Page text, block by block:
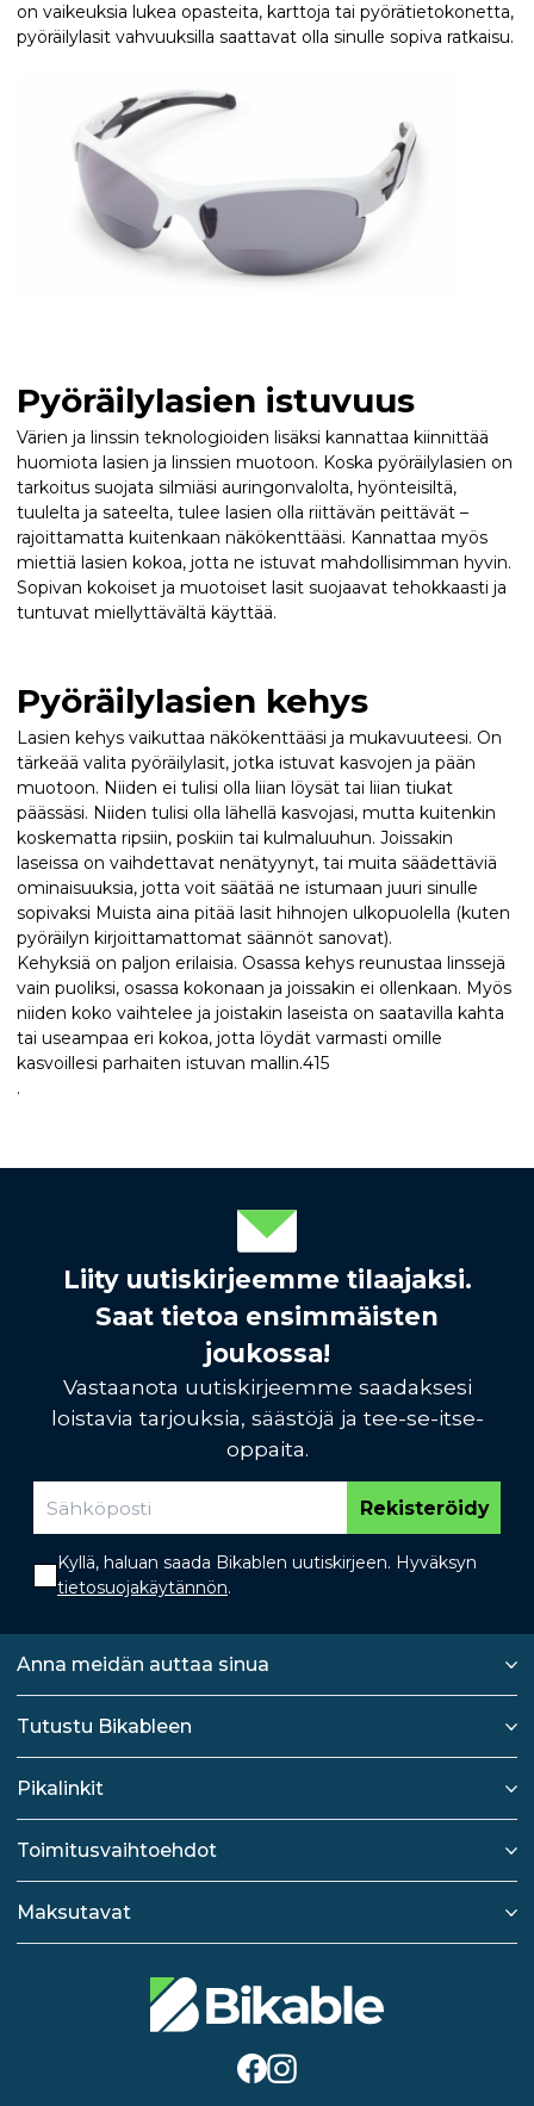
on vaikeuksia lukea opasteita, karttoja tai pyörätietokonetta,
pyöräilylasit vahvuuksilla saattavat olla sinulle sopiva ratkaisu.
Pyöräilylasien istuvuus
Värien ja linssin teknologioiden lisäksi kannattaa kiinnittää
huomiota lasien ja linssien muotoon. Koska pyöräilylasien on
tarkoitus suojata silmiäsi auringonvalolta, hyönteisiltä,
tuulelta ja sateelta, tulee lasien olla riittävän peittävät –
rajoittamatta kuitenkaan näkökenttääsi. Kannattaa myös
miettiä lasien kokoa, jotta ne istuvat mahdollisimman hyvin.
Sopivan kokoiset ja muotoiset lasit suojaavat tehokkaasti ja
tuntuvat miellyttävältä käyttää.
Pyöräilylasien kehys
Lasien kehys vaikuttaa näkökenttääsi ja mukavuuteesi. On
tärkeää valita pyöräilylasit, jotka istuvat kasvojen ja pään
muotoon. Niiden ei tulisi olla liian löysät tai liian tiukat
päässäsi. Niiden tulisi olla lähellä kasvojasi, mutta kuitenkin
koskematta ripsiin, poskiin tai kulmaluuhun. Joissakin
laseissa on vaihdettavat nenätyynyt, tai muita säädettäviä
ominaisuuksia, jotta voit säätää ne istumaan juuri sinulle
sopivaksi Muista aina pitää lasit hihnojen ulkopuolella (kuten
pyöräilyn kirjoittamattomat säännöt sanovat).
Kehyksiä on paljon erilaisia. Osassa kehys reunustaa linssejä
vain puoliksi, osassa kokonaan ja joissakin ei ollenkaan. Myös
niiden koko vaihtelee ja joistakin laseista on saatavilla kahta
tai useampaa eri kokoa, jotta löydät varmasti omille
kasvoillesi parhaiten istuvan mallin.415
.
Liity uutiskirjeemme tilaajaksi.
Saat tietoa ensimmäisten
joukossa!
Vastaanota uutiskirjeemme saadaksesi
loistavia tarjouksia, säästöjä ja tee-se-itse-
oppaita.
Rekisteröidy
Kyllä, haluan saada Bikablen uutiskirjeen. Hyväksyn
tietosuojakäytännön.
Anna meidän auttaa sinua
Tutustu Bikableen
Pikalinkit
Toimitusvaihtoehdot
Maksutavat